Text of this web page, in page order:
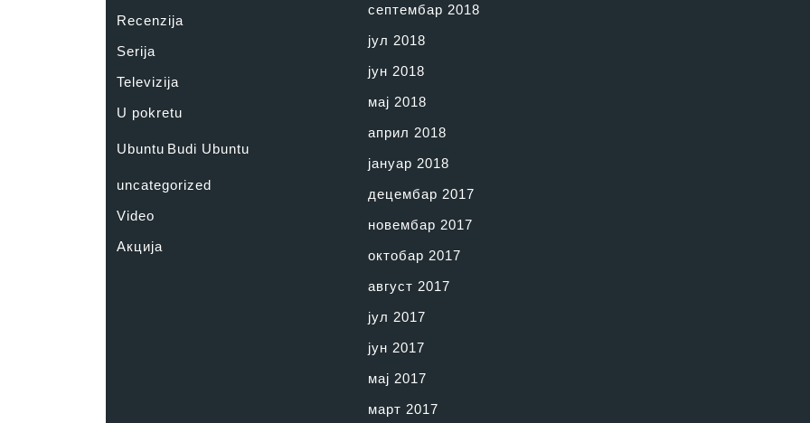
Recenzija
Serija
Televizija
U pokretu
Ubuntu Budi Ubuntu
uncategorized
Video
Акција
септембар 2018
јул 2018
јун 2018
мај 2018
април 2018
јануар 2018
децембар 2017
новембар 2017
октобар 2017
август 2017
јул 2017
јун 2017
мај 2017
март 2017